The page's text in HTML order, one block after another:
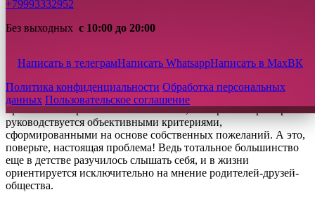
+79993332952
Без выходных с 10:00 до 20:00
Написать в телеграмНаписать WhatsappНаписать в MaxВК
Политика конфиденциальности Обработка персональных
данных Пользовательское соглашение
10-летний опыт работы Первого Центра Брака и Семьи
подтверждает эту аксиому. Мы точно знаем, что адекватное
знакомство – уже половина успеха.
Казалось бы, что может быть проще? Найди того, с кем
комфортно и приятно – это и есть подходящий человек! Но
простая схема работает только с теми, кто при выборе пары
руководствуется объективными критериями,
сформированными на основе собственных пожеланий. А это,
поверьте, настоящая проблема! Ведь тотальное большинство
еще в детстве разучилось слышать себя, и в жизни
ориентируется исключительно на мнение родителей-друзей-
общества.